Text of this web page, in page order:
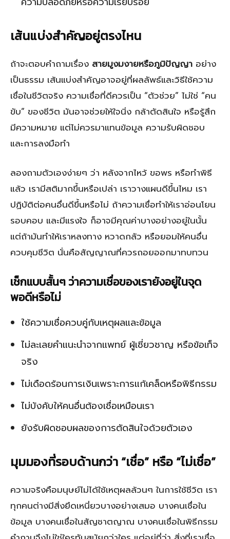
เส้นแบ่งสำคัญอยู่ตรงไหน
ถ้าจะตอบคำถามเรื่อง สายมูงมงายหรือภูมิปัญญา อย่าง
เป็นธรรม เส้นแบ่งสำคัญอาจอยู่ที่ผลลัพธ์และวิธีใช้ความ
เชื่อในชีวิตจริง ความเชื่อที่ดีควรเป็น “ตัวช่วย” ไม่ใช่ “คน
ขับ” ของชีวิต มันอาจช่วยให้ใจนิ่ง กล้าตัดสินใจ หรือรู้สึก
มีความหมาย แต่ไม่ควรมาแทนข้อมูล ความรับผิดชอบ
และการลงมือทำ
ลองถามตัวเองง่ายๆ ว่า หลังจากไหว้ ขอพร หรือทำพิธี
แล้ว เรามีสติมากขึ้นหรือเปล่า เราวางแผนดีขึ้นไหม เรา
ปฏิบัติต่อคนอื่นดีขึ้นหรือไม่ ถ้าความเชื่อทำให้เราอ่อนโยน
รอบคอบ และมีแรงใจ ก็อาจมีคุณค่าบางอย่างอยู่ในนั้น
แต่ถ้ามันทำให้เราหลงทาง หวาดกลัว หรือยอมให้คนอื่น
ควบคุมชีวิต นั่นคือสัญญาณที่ควรถอยออกมาทบทวน
เช็กแบบสั้นๆ ว่าความเชื่อของเรายังอยู่ในจุด
พอดีหรือไม่
ใช้ความเชื่อควบคู่กับเหตุผลและข้อมูล
ไม่ละเลยคำแนะนำจากแพทย์ ผู้เชี่ยวชาญ หรือข้อเท็จ
จริง
ไม่เดือดร้อนการเงินเพราะการแก้เคล็ดหรือพิธีกรรม
ไม่บังคับให้คนอื่นต้องเชื่อเหมือนเรา
ยังรับผิดชอบผลของการตัดสินใจด้วยตัวเอง
มุมมองที่รอบด้านกว่า “เชื่อ” หรือ “ไม่เชื่อ”
ความจริงคือมนุษย์ไม่ได้ใช้เหตุผลล้วนๆ ในการใช้ชีวิต เรา
ทุกคนต่างมีสิ่งยึดเหนี่ยวบางอย่างเสมอ บางคนเชื่อใน
ข้อมูล บางคนเชื่อในสัญชาตญาณ บางคนเชื่อในพิธีกรรม